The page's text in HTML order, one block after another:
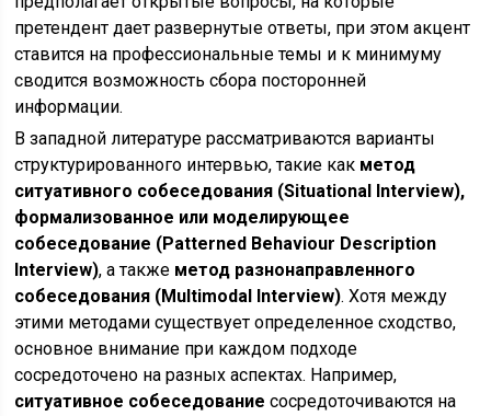
претендент дает развернутые ответы, при этом акцент
ставится на профессиональные темы и к минимуму
сводится возможность сбора посторонней
информации.
В западной литературе рассматриваются варианты
структурированного интервью, такие как метод
ситуативного собеседования (Situational Interview),
формализованное или моделирующее
собеседование (Patterned Behaviour Description
Interview), а также метод разнонаправленного
собеседования (Multimodal Interview). Хотя между
этими методами существует определенное сходство,
основное внимание при каждом подходе
сосредоточено на разных аспектах. Например,
ситуативное собеседование сосредоточиваются на